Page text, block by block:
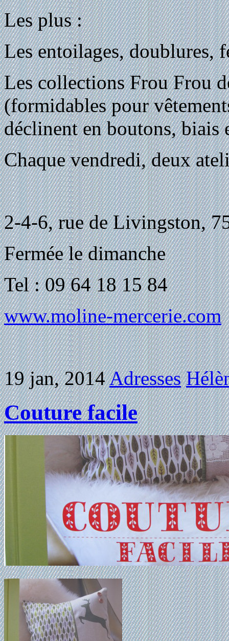
Les plus :
Les entoilages, doublures,
Les collections Frou Frou
(formidables pour
déclinent en boutons, biais
Chaque vendredi, deux
2-4-6, rue de Livingston,
Fermée le dimanche
Tel : 09 64 18 15 84
www.moline-mercerie.com
19 jan, 2014Adresses
Couture facile